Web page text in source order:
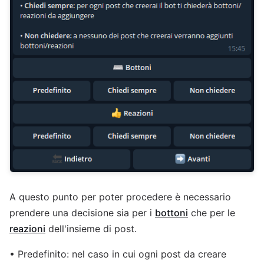
A questo punto per poter procedere è necessario
prendere una decisione sia per i bottoni che per le
reazioni dell'insieme di post.
• Predefinito: nel caso in cui ogni post da creare